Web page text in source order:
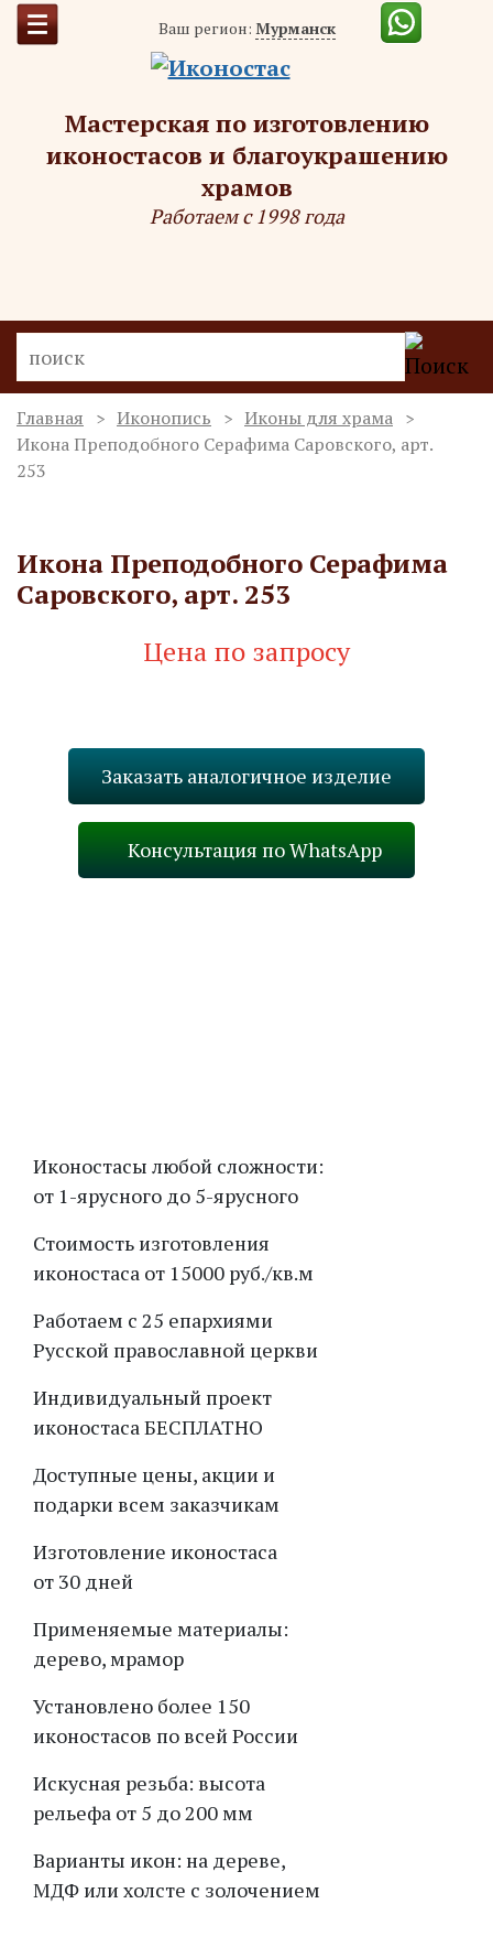
Ваш регион: Мурманск
Мастерская по изготовлению
иконостасов и благоукрашению
храмов
Работаем с 1998 года
Главная Иконопись
Иконы для храма
Икона Преподобного Серафима Саровского, арт.
253
Икона Преподобного Серафима
Саровского, арт. 253
Цена по запросу
Заказать аналогичное изделие
Консультация по WhatsApp
Иконостасы любой сложности:
от 1-ярусного до 5-ярусного
Стоимость изготовления
иконостаса от 15000 руб./кв.м
Работаем с 25 епархиями
Русской православной церкви
Индивидуальный проект
иконостаса БЕСПЛАТНО
Доступные цены, акции и
подарки всем заказчикам
Изготовление иконостаса
от 30 дней
Применяемые материалы:
дерево, мрамор
Установлено более 150
иконостасов по всей России
Искусная резьба: высота
рельефа от 5 до 200 мм
Варианты икон: на дереве,
МДФ или холсте с золочением